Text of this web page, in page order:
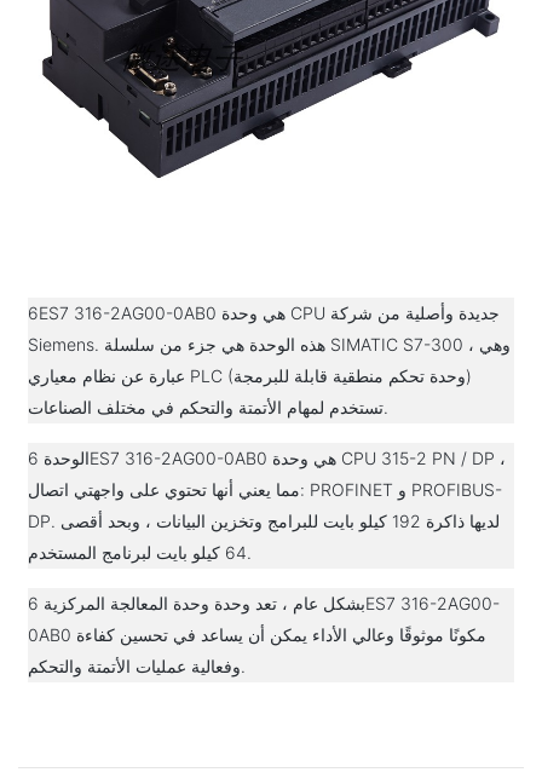
6ES7 316-2AG00-0AB0 هي وحدة CPU جديدة وأصلية من شركة
Siemens. هذه الوحدة هي جزء من سلسلة SIMATIC S7-300 ، وهي
عبارة عن نظام معياري PLC (وحدة تحكم منطقية قابلة للبرمجة)
تستخدم لمهام الأتمتة والتحكم في مختلف الصناعات.
الوحدة 6ES7 316-2AG00-0AB0 هي وحدة CPU 315-2 PN / DP ،
مما يعني أنها تحتوي على واجهتي اتصال: PROFINET و PROFIBUS-
DP. لديها ذاكرة 192 كيلو بايت للبرامج وتخزين البيانات ، وبحد أقصى
64 كيلو بايت لبرنامج المستخدم.
بشكل عام ، تعد وحدة وحدة المعالجة المركزية 6ES7 316-2AG00-
0AB0 مكونًا موثوقًا وعالي الأداء يمكن أن يساعد في تحسين كفاءة
وفعالية عمليات الأتمتة والتحكم.